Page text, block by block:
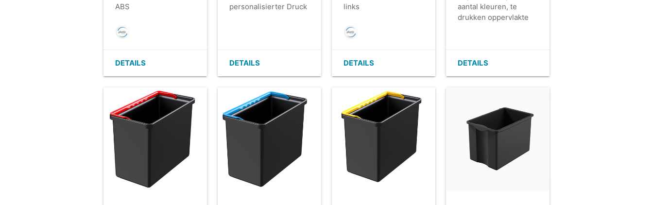
ABS
DETAILS
personalisierter Druck
DETAILS
links
DETAILS
aantal kleuren, te
drukken oppervlakte
DETAILS